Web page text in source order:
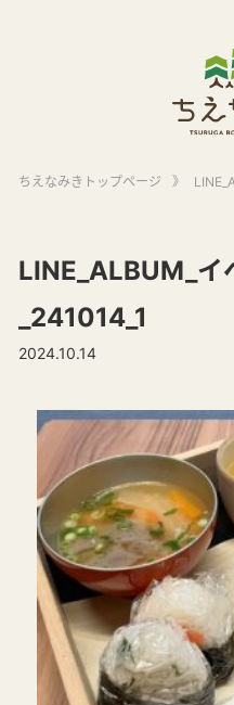
ちえなみきトップページ 》
LINE_ALBUM_イ
_241014_1
2024.10.14